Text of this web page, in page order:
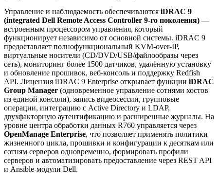
Управление и наблюдаемость обеспечиваются iDRAC 9
(integrated Dell Remote Access Controller 9-го поколения) —
встроенным процессором управления, который
функционирует независимо от основной системы. iDRAC 9
предоставляет полнофункциональный KVM-over-IP,
виртуальные носители (CD/DVD/USB/файлообразы через
сеть), мониторинг более 1500 датчиков, удалённую установку
и обновление прошивок, веб-консоль и поддержку Redfish
API. Лицензия iDRAC 9 Enterprise открывает функции iDRAC
Group Manager (одновременное управление сотнями хостов
из единой консоли), запись видеосессии, групповые
операции, интеграцию с Active Directory и LDAP,
двухфакторную аутентификацию и расширенные журналы. На
уровне центра обработки данных R760 управляется через
OpenManage Enterprise, что позволяет применять политики
жизненного цикла, прошивки и конфигурации к десяткам или
сотням серверов одновременно, формировать профили
серверов и автоматизировать предоставление через REST API
и Ansible-модули Dell.